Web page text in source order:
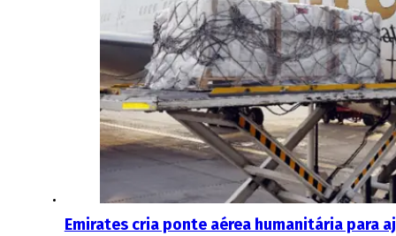
Emirates cria ponte aérea humanitária para